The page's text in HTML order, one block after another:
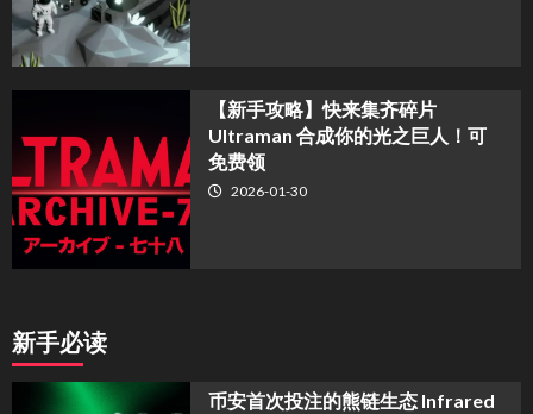
【新手攻略】快来集齐碎片
Ultraman 合成你的光之巨人！可
免费领
2026-01-30
新手必读
币安首次投注的熊链生态 Infrared